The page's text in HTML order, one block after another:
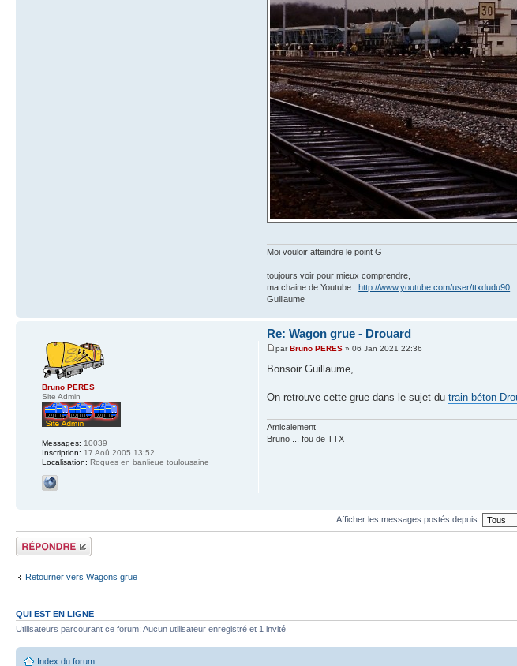
Moi vouloir atteindre le point G
toujours voir pour mieux comprendre,
ma chaine de Youtube :http://www.youtube.com/user/ttxdudu90
Guillaume
Re: Wagon grue - Drouard
parBruno PERES » 06 Jan 2021 22:36
Bonsoir Guillaume,
On retrouve cette grue dans le sujet dutrain béton
Amicalement
Bruno ... fou de TTX
Bruno PERES
Site Admin
Messages: 10039
Inscription: 17 Aoû 2005 13:52
Localisation: Roques en banlieue toulousaine
Afficher les messages postés depuis:
Répondre
Retourner vers Wagons grue
QUI EST EN LIGNE
Utilisateurs parcourant ce forum: Aucun utilisateur enregistré et 1 invité
Index du forum